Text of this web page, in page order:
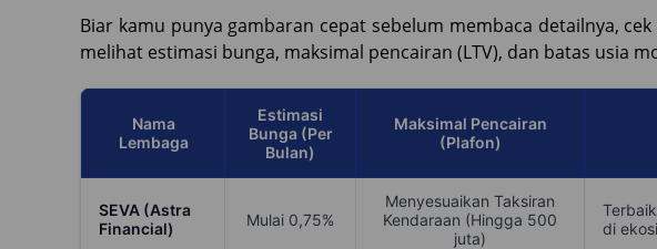
Biar kamu punya gambaran cepat sebelum membaca detailnya,
melihat estimasi bunga, maksimal pencairan (LTV), dan batas usia
Nama
Lembaga
Estimasi
Bunga (Per
Bulan)
Maksimal Pencairan
(Plafon)
SEVA (Astra
Financial)
Mulai 0,75%
Menyesuaikan Taksiran
Kendaraan (Hingga 500
juta)
di